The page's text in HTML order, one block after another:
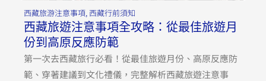
西藏旅游注意事項, 西藏行前須知
西藏旅遊注意事項全攻略：從最佳旅遊月
份到高原反應防範
第一次去西藏旅行必看！從最佳旅遊月份、高原反應防
範、穿著建議到文化禮儀，完整解析西藏旅遊注意事